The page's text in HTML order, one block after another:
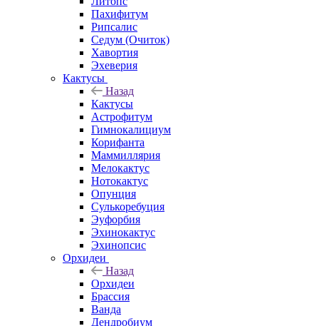
Пахифитум
Рипсалис
Седум (Очиток)
Хавортия
Эхеверия
Кактусы
Назад
Кактусы
Астрофитум
Гимнокалициум
Корифанта
Маммиллярия
Мелокактус
Нотокактус
Опунция
Сулькоребуция
Эуфорбия
Эхинокактус
Эхинопсис
Орхидеи
Назад
Орхидеи
Брассия
Ванда
Дендробиум